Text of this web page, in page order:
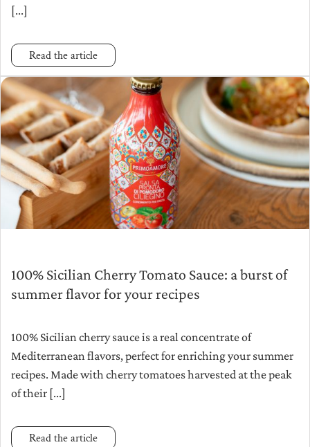
[...]
Read the article
100% Sicilian Cherry Tomato Sauce: a burst of
summer flavor for your recipes
100% Sicilian cherry sauce is a real concentrate of
Mediterranean flavors, perfect for enriching your summer
recipes. Made with cherry tomatoes harvested at the peak
of their [...]
Read the article